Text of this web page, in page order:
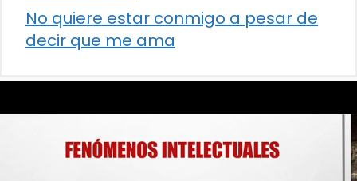
No quiere estar conmigo a pesar de
decir que me ama